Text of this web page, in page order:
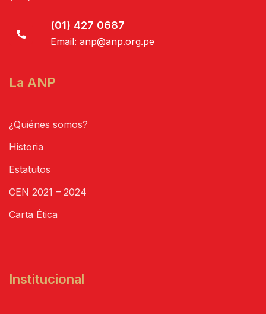
(01) 427 0687
Email: anp@anp.org.pe
La ANP
¿Quiénes somos?
Historia
Estatutos
CEN 2021 – 2024
Carta Ética
Institucional